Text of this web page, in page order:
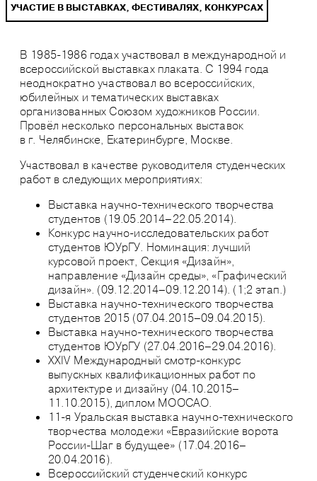
УЧАСТИЕ В ВЫСТАВКАХ, ФЕСТИВАЛЯХ, КОНКУРСАХ
В 1985-1986 годах участвовал в международной и
всероссийской выставках плаката. С 1994 года
неоднократно участвовал во всероссийских,
юбилейных и тематических выставках
организованных Союзом художников России.
Провёл несколько персональных выставок
в г. Челябинске, Екатеринбурге, Москве.
Участвовал в качестве руководителя студенческих
работ в следующих мероприятиях:
Выставка научно-технического творчества
студентов (19.05.2014–22.05.2014).
Конкурс научно-исследовательских работ
студентов ЮУрГУ. Номинация: лучший
курсовой проект, Секция «Дизайн»,
направление «Дизайн среды», «Графический
дизайн». (09.12.2014–09.12.2014). (1;2 этап.)
Выставка научно-технического творчества
студентов 2015 (07.04.2015–09.04.2015).
Выставка научно-технического творчества
студентов ЮУрГУ (27.04.2016–29.04.2016).
XXIV Международный смотр-конкурс
выпускных квалификационных работ по
архитектуре и дизайну (04.10.2015–
11.10.2015), диплом МООСАО.
11-я Уральская выставка научно-технического
творчества молодежи «Евразийские ворота
России-Шаг в будущее» (17.04.2016–
20.04.2016).
Всероссийский студенческий конкурс